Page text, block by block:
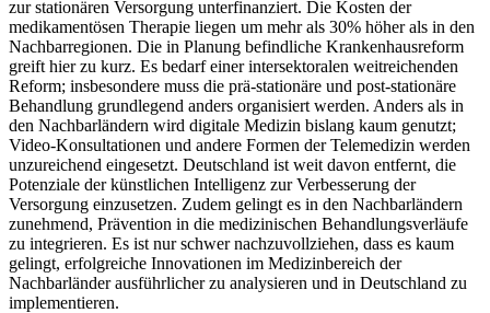
zur stationären Versorgung unterfinanziert. Die Kosten der
medikamentösen Therapie liegen um mehr als 30% höher als in den
Nachbarregionen. Die in Planung befindliche Krankenhausreform
greift hier zu kurz. Es bedarf einer intersektoralen weitreichenden
Reform; insbesondere muss die prä-stationäre und post-stationäre
Behandlung grundlegend anders organisiert werden. Anders als in
den Nachbarländern wird digitale Medizin bislang kaum genutzt;
Video-Konsultationen und andere Formen der Telemedizin werden
unzureichend eingesetzt. Deutschland ist weit davon entfernt, die
Potenziale der künstlichen Intelligenz zur Verbesserung der
Versorgung einzusetzen. Zudem gelingt es in den Nachbarländern
zunehmend, Prävention in die medizinischen Behandlungsverläufe
zu integrieren. Es ist nur schwer nachzuvollziehen, dass es kaum
gelingt, erfolgreiche Innovationen im Medizinbereich der
Nachbarländer ausführlicher zu analysieren und in Deutschland zu
implementieren.